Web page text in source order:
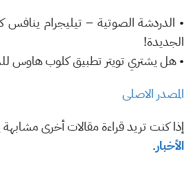
• الدردشة الصوتية – تيليجرام ينافس
الجديدة!
• هل يشتري تويتر تطبيق كلوب هاوس
المصدر الاصلى
إذا كنت تريد قراءة مقالات أخرى
الأخبار.